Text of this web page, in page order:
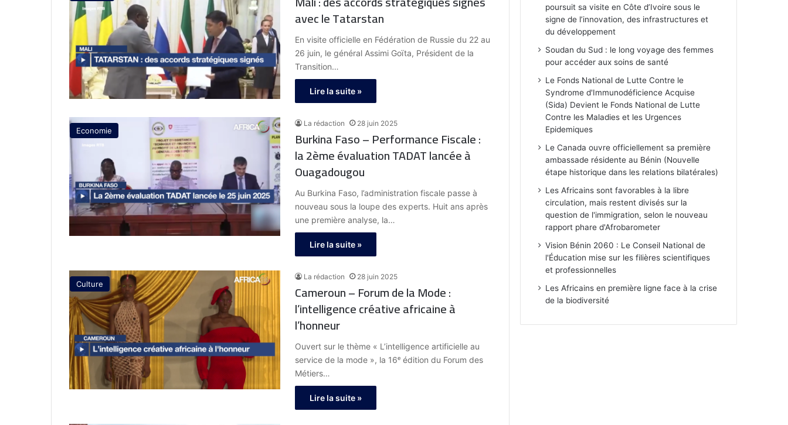
avec le Tatarstan
En visite officielle en Fédération de Russie du 22 au
26 juin, le général Assimi Goïta, Président de la
Transition…
Lire la suite »
Economie
La rédaction 28 juin 2025
Burkina Faso – Performance Fiscale :
la 2ème évaluation TADAT lancée à
Ouagadougou
Au Burkina Faso, l’administration fiscale passe à
nouveau sous la loupe des experts. Huit ans après
une première analyse, la…
Lire la suite »
Culture
La rédaction 28 juin 2025
Cameroun – Forum de la Mode :
l’intelligence créative africaine à
l’honneur
Ouvert sur le thème « L’intelligence artificielle au
service de la mode », la 16ᵉ édition du Forum des
Métiers…
Lire la suite »
poursuit sa visite en Côte d’Ivoire sous le
signe de l’innovation, des infrastructures et
du développement
Soudan du Sud : le long voyage des femmes
pour accéder aux soins de santé
Le Fonds National de Lutte Contre le
Syndrome d'Immunodéficience Acquise
(Sida) Devient le Fonds National de Lutte
Contre les Maladies et les Urgences
Epidemiques
Le Canada ouvre officiellement sa première
ambassade résidente au Bénin (Nouvelle
étape historique dans les relations bilatérales)
Les Africains sont favorables à la libre
circulation, mais restent divisés sur la
question de l'immigration, selon le nouveau
rapport phare d'Afrobarometer
Vision Bénin 2060 : Le Conseil National de
l'Éducation mise sur les filières scientifiques
et professionnelles
Les Africains en première ligne face à la crise
de la biodiversité